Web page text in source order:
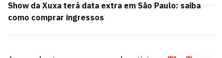
Show da Xuxa terá data extra em São Paulo: saiba
como comprar ingressos